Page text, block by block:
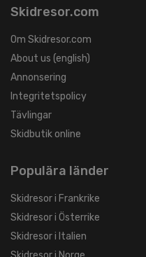
Skidresor.com
Om Skidresor.com
About us (english)
Annonsering
Integritetspolicy
Tävlingar
Skidbutik online
Populära länder
Skidresor i Frankrike
Skidresor i Österrike
Skidresor i Italien